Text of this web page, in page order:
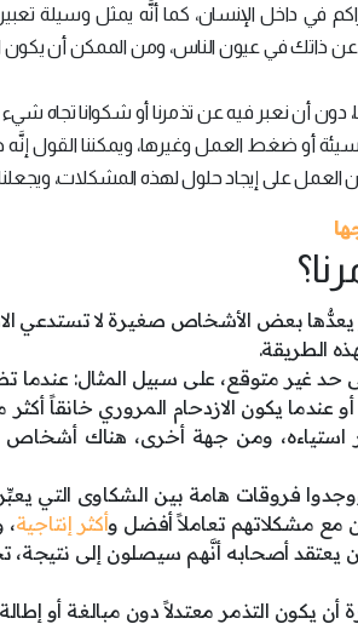
في داخل الإنسان، كما أنَّه يمثل وسيلة
ذاتك في عيون الناس، ومن الممكن أن يكون
دون أن نعبر فيه عن تذمرنا أو شكوانا تجاه
السيئة أو ضغط العمل وغيرها، ويمكننا القول
العمل على إيجاد حلول لهذه المشكلات، ويجعلنا
يعدُّها بعض الأشخاص صغيرة لا تستدعي
الطريقة.
حد غير متوقع، على سبيل المثال:
أو عندما يكون الازدحام المروري خانقاً
استياءه، ومن جهة أخرى، هناك
فروقات هامة بين الشكاوى التي
مع مشكلاتهم تعاملاً أفضل وأكثر إنتاجية،
يعتقد أصحابه أنَّهم سيصلون إلى
يكون التذمر معتدلاً دون مبالغة أو